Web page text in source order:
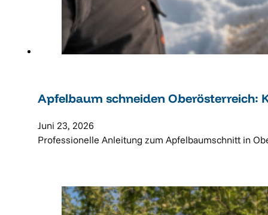
Apfelbaum schneiden Oberösterreich:
Juni 23, 2026
Professionelle Anleitung zum Apfelbaumschnitt in